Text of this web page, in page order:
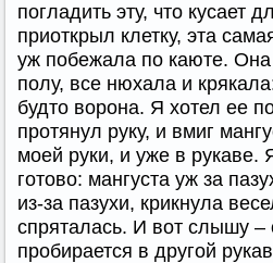
погладить эту, что кусает
приоткрыл клетку, эта
уж побежала по каюте. Она
полу, все нюхала и
будто ворона. Я хотел ее
протянул руку, и вмиг
моей руки, и уже в рукаве.
готово: мангуста уж за
из-за пазухи, крикнула
спряталась. И вот слышу
пробирается в другой